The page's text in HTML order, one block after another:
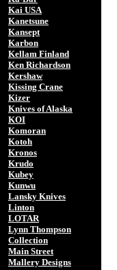
Kai USA
Kanetsune
Kansept
Karbon
Kellam Finland
Ken Richardson
Kershaw
Kissing Crane
Kizer
Knives of Alaska
KOI
Komoran
Kotoh
Kronos
Krudo
Kubey
Kunwu
Lansky Knives
Linton
LOTAR
Lynn Thompson
Collection
Main Street
Mallery Designs